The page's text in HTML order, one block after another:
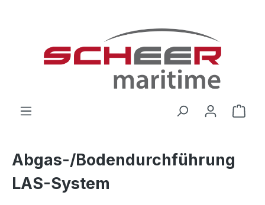
Abgas-/Bodendurchführung
LAS-System